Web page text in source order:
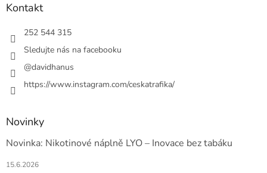
Kontakt
252 544 315
Sledujte nás na facebooku
@davidhanus
https://www.instagram.com/ceskatrafika/
Novinky
Novinka: Nikotinové náplně LYO – Inovace bez tabáku
15.6.2026